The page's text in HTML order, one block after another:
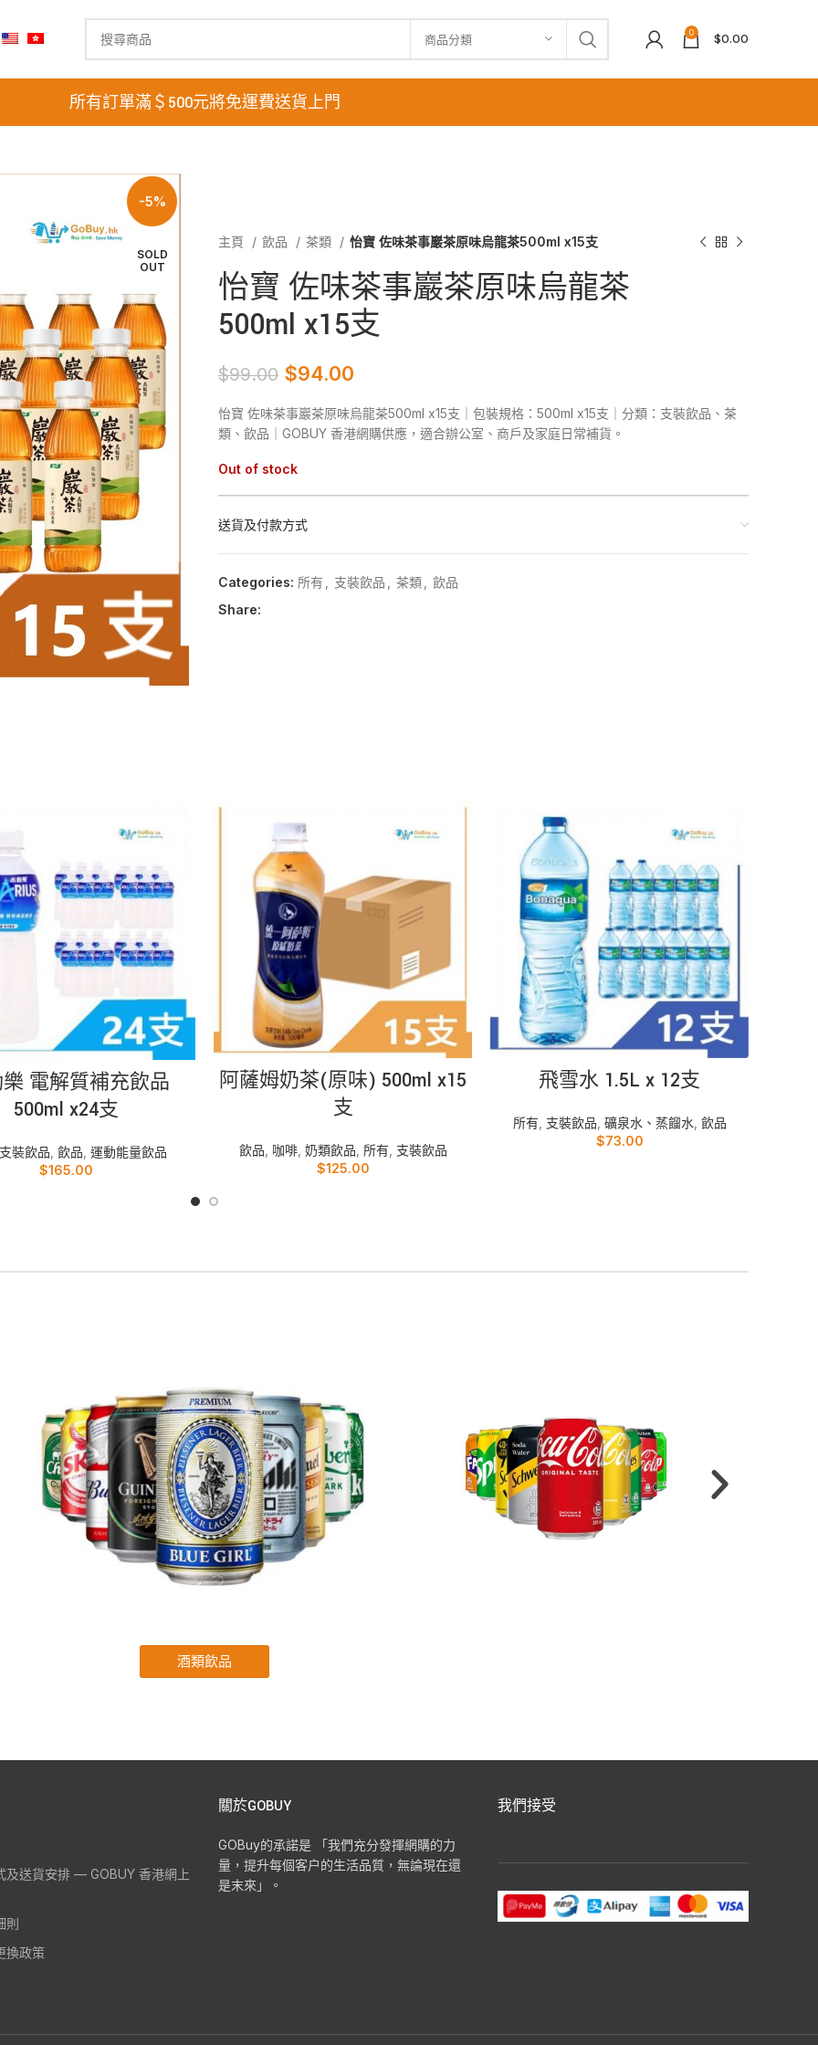
商品分類 0 $0.00
所有訂單滿＄500元將免運費送貨上門
-5%
SOLD
OUT
主頁 飲品 茶類 怡寶 佐味茶事巖茶原味烏龍茶500ml x15支
怡寶 佐味茶事巖茶原味烏龍茶
500ml x15支
$99.00 $94.00
怡寶 佐味茶事巖茶原味烏龍茶500ml x15支｜包裝規格：500ml x15支｜分類：支裝飲品、茶
類、飲品｜GOBUY 香港網購供應，適合辦公室、商戶及家庭日常補貨。
Out of stock
送貨及付款方式
Categories: 所有 支裝飲品 茶類
飲品
Share:
加入購物車
電解質補充飲品
500ml x24支
裝飲品, 飲品, 運動能量飲品
$165.00
加入購物車
阿薩姆奶茶(原味) 500ml x15
支
飲品 咖啡, 奶類飲品 所有, 支裝飲品
$125.00
飛雪水 1.5L x 12支
所有, 支裝飲品 礦泉水、蒸餾水 飲品
$73.00
酒類飲品
及送貨安排 — GOBUY 香港網上
則
換政策
關於GOBUY
GOBuy的承諾是 「我們充分發揮網購的力
量，提升每個客户的生活品質，無論現在還
是末來」。
我們接受